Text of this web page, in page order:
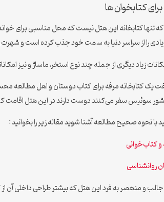
کتابخوان ها
که تنها کتابخانه این هتل نیست که محل مناسبی برای
را از سراسر دنیا به سمت خود جذب کرده است و
زیاد دیگری از جمله چند نوع استخر، ماساژ و نیز
یک کتابخانه مرفه برای کتاب دوستان و اهل مطالعه
سوئیس سفر می‌کنند دوست دارند در این هتل اقامت
با نحوه صحیح مطالعه آشنا شوید مقاله زیر را بخوانید :
کتاب‌خوانی
روانشناسی
به فرد این هتل که بیشتر طراحی داخلی آن از کتاب الهام گرفته شده است 33هزار کتاب